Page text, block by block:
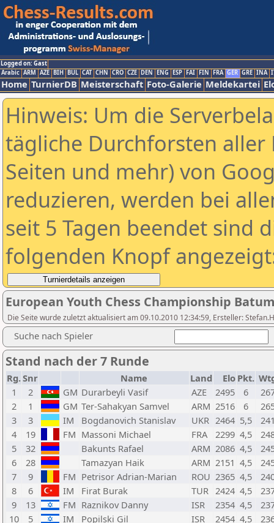
Logged on: Gast
Arabic ARM AZE BIH BUL CAT CHN CRO CZE DEN ENG ESP FAI FIN FRA GER GRE INA
Home TurnierDB Meisterschaft Foto-Galerie Meldekartei
Hinweis: Um die
tägliche Durchforsten aller
Seiten und mehr) von
reduzieren, werden bei
seit 5 Tagen beendet sind
folgenden Knopf
European Youth Chess Championship
Die Seite wurde zuletzt aktualisiert am 09.10.2010 12:34:59, Ersteller:
Suche nach Spieler
Stand nach der 7 Runde
Rg.Snr Name Land Elo Pkt.
1
2 GM Durarbeyli Vasif AZE 2495 6
2
1 GM Ter-Sahakyan Samvel ARM 2516 6
3
3 IM Bogdanovich Stanislav UKR 2464 5,5
4
19 FM Massoni Michael FRA 2299 4,5
5
32 Bakunts Rafael ARM 2086 4,5
6
28 Tamazyan Haik ARM 2151 4,5
7
9 FM Petrisor Adrian-Marian ROU 2365 4,5
8
6 IM Firat Burak TUR 2424 4,5
9
13 FM Raznikov Danny ISR 2354 4,5
10
5 IM Popilski Gil ISR 2454 4,5